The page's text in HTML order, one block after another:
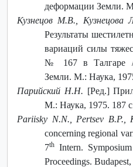
деформации Земли.
Кузнецов М.В.,
Результаты
вариаций силы
№ 167 в Талгаре
Земли. М.: Наука,
Парийский Н.Н. [Ред.]
М.: Наука, 1975. 187
Pariisky N.N., Pertsev B.P.,
concerning regional
7th Intern.
Proceedings.